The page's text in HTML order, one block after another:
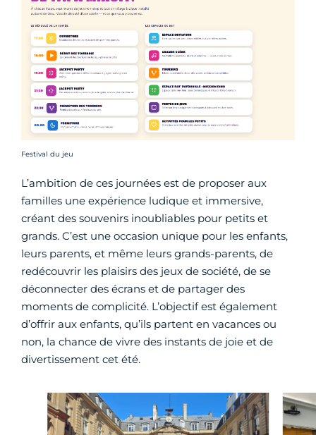
Crédit photo :
Festival du jeu
L’ambition de ces journées est de proposer aux
familles une expérience ludique et immersive,
créant des souvenirs inoubliables pour petits et
grands. C’est une occasion unique pour les enfants,
leurs parents, et même leurs grands-parents, de
redécouvrir les plaisirs des jeux de société, de se
déconnecter des écrans et de partager des
moments de complicité. L’objectif est également
d’offrir aux enfants, qu’ils partent en vacances ou
non, la chance de vivre des instants de joie et de
divertissement cet été.